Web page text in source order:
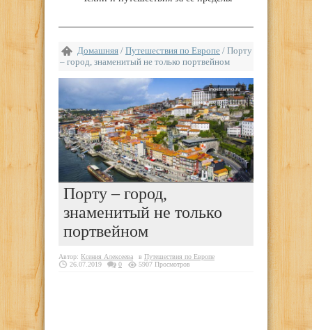
Домашняя / Путешествия по Европе / Порту
– город, знаменитый не только портвейном
Порту – город,
знаменитый не только
портвейном
Автор: Ксения Алексеева в Путешествия по Европе
26.07.2019
0 5907 Просмотров